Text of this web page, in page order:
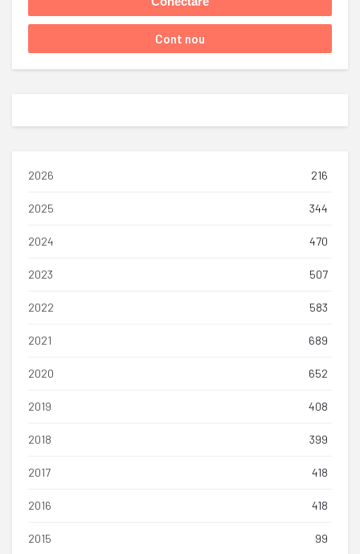
2026 216
2025 344
2024 470
2023 507
2022 583
2021 689
2020 652
2019 408
2018 399
2017 418
2016 418
2015 99